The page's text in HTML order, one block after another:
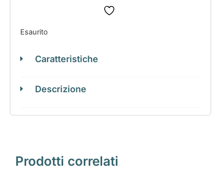
Esaurito
Caratteristiche
Descrizione
Prodotti correlati